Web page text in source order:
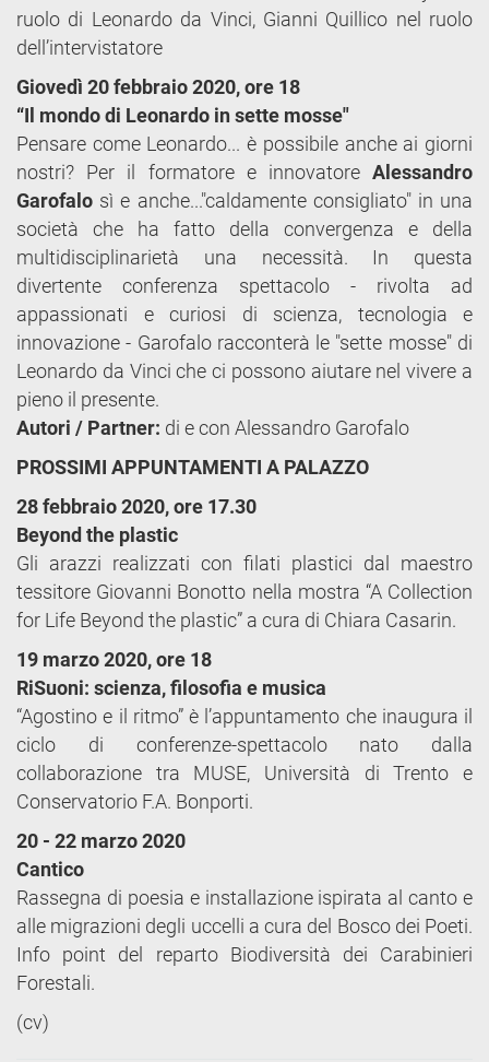
ruolo di Leonardo da Vinci, Gianni Quillico nel ruolo
dell’intervistatore
Giovedì 20 febbraio 2020, ore 18
“Il mondo di Leonardo in sette mosse"
​Pensare come Leonardo... è possibile anche ai giorni
nostri? Per il formatore e innovatore Alessandro
Garofalo sì e anche..."caldamente consigliato" in una
società che ha fatto della convergenza e della
multidisciplinarietà una necessità. In questa
divertente conferenza spettacolo - rivolta ad
appassionati e curiosi di scienza, tecnologia e
innovazione - Garofalo racconterà le "sette mosse" di
Leonardo da Vinci che ci possono aiutare nel vivere a
pieno il presente.
Autori / Partner: di e con Alessandro Garofalo
PROSSIMI APPUNTAMENTI A PALAZZO
28 febbraio 2020, ore 17.30
Beyond the plastic
Gli arazzi realizzati con filati plastici dal maestro
tessitore Giovanni Bonotto nella mostra “A Collection
for Life Beyond the plastic” a cura di Chiara Casarin.
19 marzo 2020, ore 18
RiSuoni: scienza, filosofia e musica
“Agostino e il ritmo” è l’appuntamento che inaugura il
ciclo di conferenze-spettacolo nato dalla
collaborazione tra MUSE, Università di Trento e
Conservatorio F.A. Bonporti.
20 - 22 marzo 2020
Cantico
Rassegna di poesia e installazione ispirata al canto e
alle migrazioni degli uccelli a cura del Bosco dei Poeti.
Info point del reparto Biodiversità dei Carabinieri
Forestali.
(cv)